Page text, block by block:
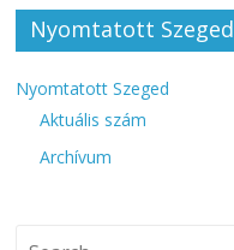
Nyomtatott Szeged
Nyomtatott Szeged
Aktuális szám
Archívum